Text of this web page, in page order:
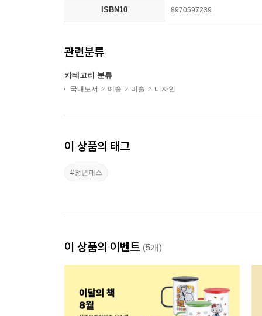
ISBN10 8970597239
관련분류
카테고리 분류
국내도서 예술 미술 디자인
이 상품의 태그
#청년패스
이 상품의 이벤트 (5개)